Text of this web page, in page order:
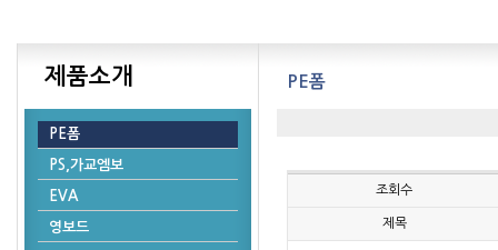
제품소개
PE폼
PS,가교엠보
EVA
영보드
PE폼
조회수
제목